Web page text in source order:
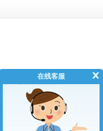
在线客服